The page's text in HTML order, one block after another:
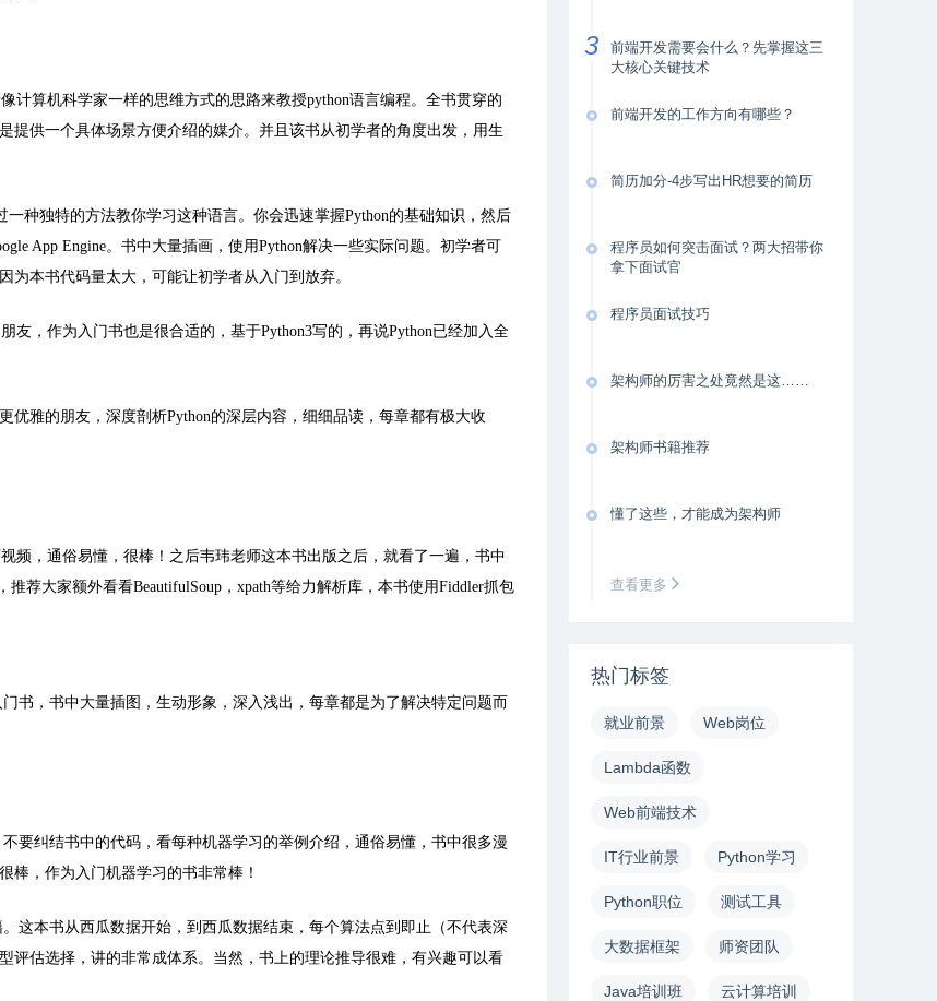
计算机科学家一样的思维方式的思路来教授python语言编程。全书贯穿的
提供一个具体场景方便介绍的媒介。并且该书从初学者的角度出发，用生
一种独特的方法教你学习这种语言。你会迅速掌握Python的基础知识，然后
App Engine。书中大量插画，使用Python解决一些实际问题。初学者可
本书代码量太大，可能让初学者从入门到放弃。
友，作为入门书也是很合适的，基于Python3写的，再说Python已经加入全
优雅的朋友，深度剖析Python的深层内容，细细品读，每章都有极大收
频，通俗易懂，很棒！之后韦玮老师这本书出版之后，就看了一遍，书中
荐大家额外看看BeautifulSoup，xpath等给力解析库，本书使用Fiddler抓包
书，书中大量插图，生动形象，深入浅出，每章都是为了解决特定问题而
要纠结书中的代码，看每种机器学习的举例介绍，通俗易懂，书中很多漫
棒，作为入门机器学习的书非常棒！
这本书从西瓜数据开始，到西瓜数据结束，每个算法点到即止（不代表深
评估选择，讲的非常成体系。当然，书上的理论推导很难，有兴趣可以看
前端开发需要会什么？先掌握这三
大核心关键技术
前端开发的工作方向有哪些？
简历加分-4步写出HR想要的简历
程序员如何突击面试？两大招带你
拿下面试官
程序员面试技巧
架构师的厉害之处竟然是这……
架构师书籍推荐
懂了这些，才能成为架构师
查看更多
热门标签
就业前景 Web岗位
Lambda函数
Web前端技术
IT行业前景 Python学习
Python职位 测试工具
大数据框架 师资团队
Java培训班 云计算培训